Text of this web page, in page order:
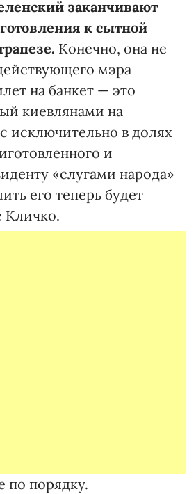
заканчивают
к сытной
Конечно, она не
мэра
на банкет — это
киевлянами на
исключительно в долях
и
«слугами народа»
его теперь будет
Кличко.
по порядку.